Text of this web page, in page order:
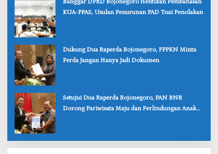
‎Banggar DPRD Bojonegoro Hentikan Pembahasan
KUA-PPAS, Usulan Penurunan PAD Tuai Penolakan
‎Dukung Dua Raperda Bojonegoro, FPPKN Minta
Perda Jangan Hanya Jadi Dokumen
‎Setujui Dua Raperda Bojonegoro, PAN BNR
Dorong Pariwisata Maju dan Perlindungan Anak